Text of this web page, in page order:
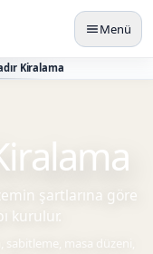
Menü
Kiralama
şartlarına göre
kurulur.
masa düzeni,